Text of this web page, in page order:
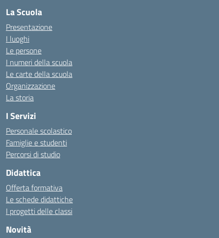
La Scuola
Presentazione
I luoghi
Le persone
I numeri della scuola
Le carte della scuola
Organizzazione
La storia
I Servizi
Personale scolastico
Famiglie e studenti
Percorsi di studio
Didattica
Offerta formativa
Le schede didattiche
I progetti delle classi
Novità